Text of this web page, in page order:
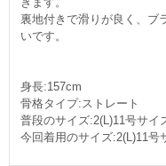
裏地付きで滑りが良く、ブ
いです。
身長:157cm
骨格タイプ:ストレート
普段のサイズ:2(L)11号サイ
今回着用のサイズ:2(L)11号